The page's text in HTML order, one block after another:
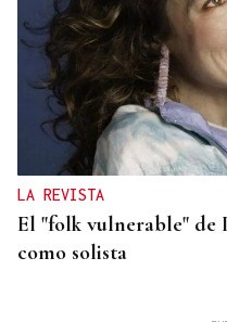
LA REVISTA
El "folk vulnerable" de
como solista